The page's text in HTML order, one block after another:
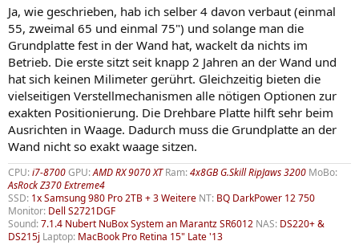
Ja, wie geschrieben, hab ich selber 4 davon verbaut (einmal
55, zweimal 65 und einmal 75") und solange man die
Grundplatte fest in der Wand hat, wackelt da nichts im
Betrieb. Die erste sitzt seit knapp 2 Jahren an der Wand und
hat sich keinen Milimeter gerührt. Gleichzeitig bieten die
vielseitigen Verstellmechanismen alle nötigen Optionen zur
exakten Positionierung. Die Drehbare Platte hilft sehr beim
Ausrichten in Waage. Dadurch muss die Grundplatte an der
Wand nicht so exakt waage sitzen.
CPU:i7-8700GPU:AMD RX 9070 XTRam:4x8GB G.Skill RipJaws 3200 MoBo:
AsRock Z370 Extreme4
SSD: 1x Samsung 980 Pro 2TB + 3 Weitere NT: BQ DarkPower 12 750
Monitor: Dell S2721DGF
Sound:7.1.4 Nubert NuBox System an Marantz SR6012 NAS: DS220+ &
DS215j Laptop: MacBook Pro Retina 15" Late '13